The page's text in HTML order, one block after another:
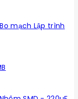
Bo mạch Lập trình